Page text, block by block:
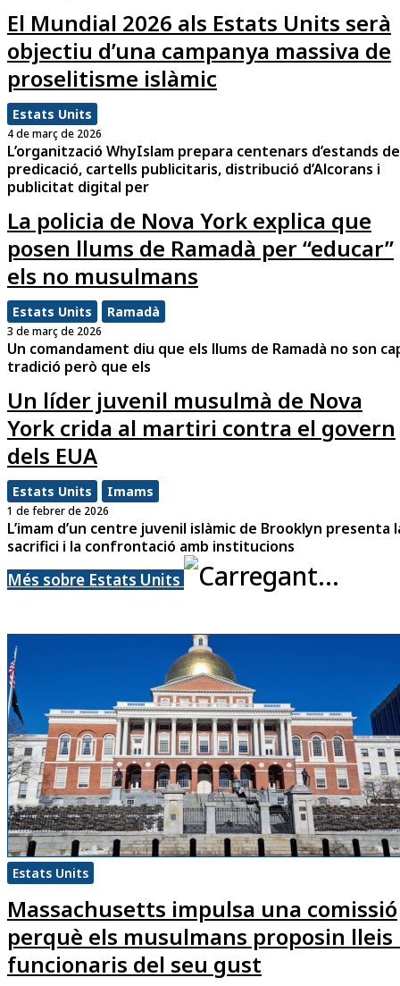
El Mundial 2026 als Estats Units serà
objectiu d’una campanya massiva de
proselitisme islàmic
Estats Units
4 de març de 2026
L’organització WhyIslam prepara centenars d’estands de
predicació, cartells publicitaris, distribució d’Alcorans i
publicitat digital per
La policia de Nova York explica que
posen llums de Ramadà per “educar”
els no musulmans
Estats Units Ramadà
3 de març de 2026
Un comandament diu que els llums de Ramadà no son
tradició però que els
Un líder juvenil musulmà de Nova
York crida al martiri contra el govern
dels EUA
Estats Units Imams
1 de febrer de 2026
L’imam d’un centre juvenil islàmic de Brooklyn presenta
sacrifici i la confrontació amb institucions
Més sobre Estats Units
Estats Units
Massachusetts impulsa una comissió
perquè els musulmans proposin lleis
funcionaris del seu gust